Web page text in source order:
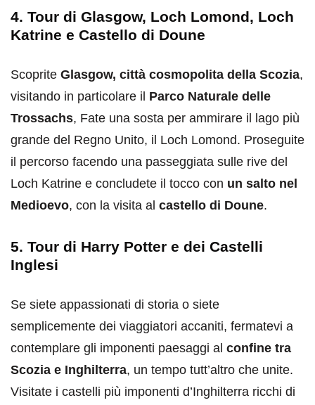
4. Tour di Glasgow, Loch Lomond, Loch
Katrine e Castello di Doune
Scoprite Glasgow, città cosmopolita della Scozia,
visitando in particolare il Parco Naturale delle
Trossachs, Fate una sosta per ammirare il lago più
grande del Regno Unito, il Loch Lomond. Proseguite
il percorso facendo una passeggiata sulle rive del
Loch Katrine e concludete il tocco con un salto nel
Medioevo, con la visita al castello di Doune.
5. Tour di Harry Potter e dei Castelli
Inglesi
Se siete appassionati di storia o siete
semplicemente dei viaggiatori accaniti, fermatevi a
contemplare gli imponenti paesaggi al confine tra
Scozia e Inghilterra, un tempo tutt’altro che unite.
Visitate i castelli più imponenti d’Inghilterra ricchi di